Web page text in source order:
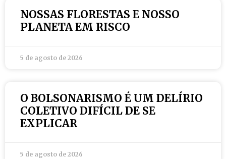
NOSSAS FLORESTAS E NOSSO
PLANETA EM RISCO
5 de agosto de 2026
O BOLSONARISMO É UM DELÍRIO
COLETIVO DIFÍCIL DE SE
EXPLICAR
5 de agosto de 2026